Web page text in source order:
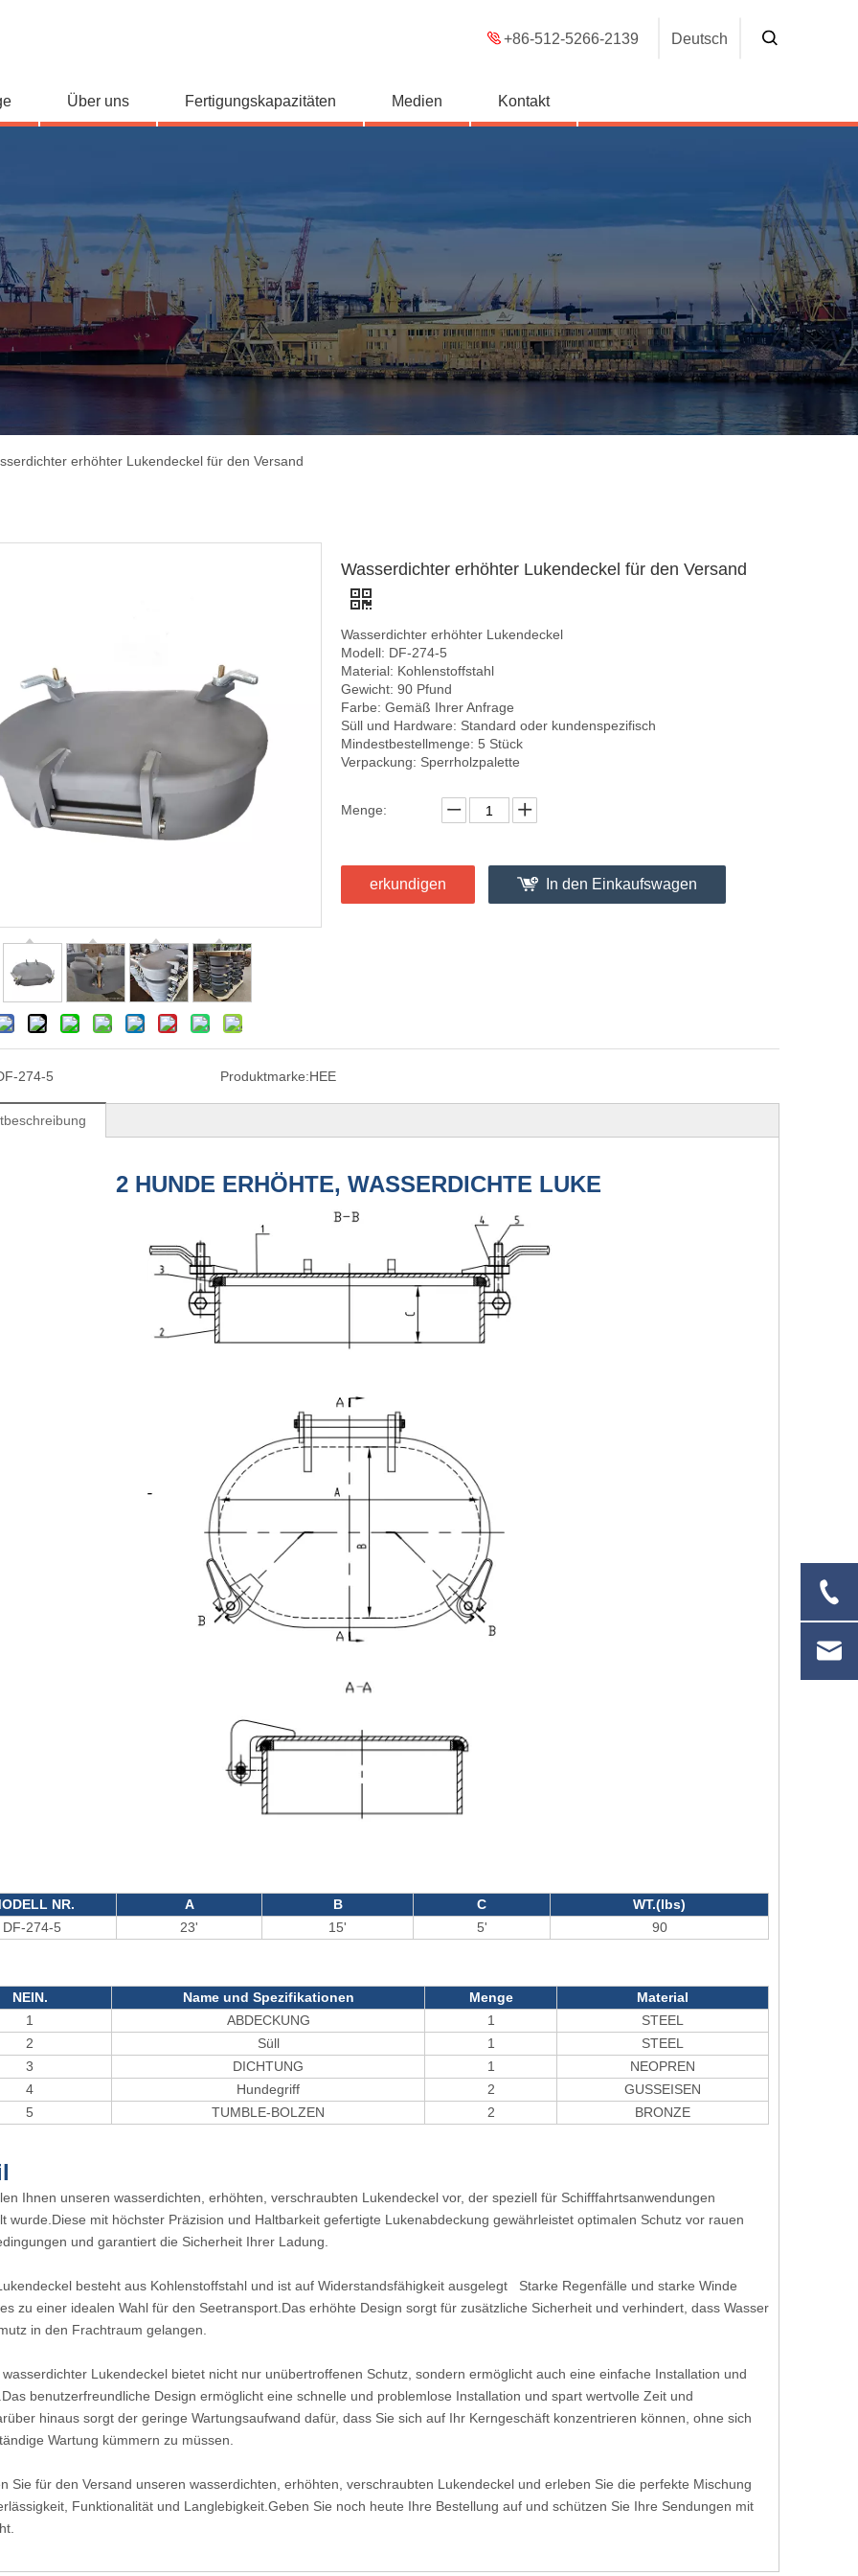
+86-512-5266-2139 Deutsch
Über uns Fertigungskapazitäten Medien Kontakt
erhöhter Lukendeckel für den Versand
Wasserdichter erhöhter Lukendeckel für den Versand
Wasserdichter erhöhter Lukendeckel
Modell: DF-274-5
Material: Kohlenstoffstahl
Gewicht: 90 Pfund
Farbe: Gemäß Ihrer Anfrage
Süll und Hardware: Standard oder kundenspezifisch
Mindestbestellmenge: 5 Stück
Verpackung: Sperrholzpalette
Menge:
erkundigen In den Einkaufswagen
274-5 Produktmarke:HEE
2 HUNDE ERHÖHTE, WASSERDICHTE LUKE
NR. A B C
WT.(lbs)
DF-274-5
23' 15' 5' 90
NEIN. Name und Spezifikationen Menge
Material
1
ABDECKUNG 1
STEEL
2
Süll 1
STEEL
3
DICHTUNG 1
NEOPREN
4
Hundegriff 2
GUSSEISEN
5
TUMBLE-BOLZEN 2 BRONZE
Ihnen unseren wasserdichten, erhöhten, verschraubten Lukendeckel vor, der speziell für Schifffahrtsanwendungen
wurde.Diese mit höchster Präzision und Haltbarkeit gefertigte Lukenabdeckung gewährleistet optimalen Schutz vor rauen
und garantiert die Sicherheit Ihrer Ladung.
besteht aus Kohlenstoffstahl und ist auf Widerstandsfähigkeit ausgelegt Starke Regenfälle und starke Winde
zu einer idealen Wahl für den Seetransport.Das erhöhte Design sorgt für zusätzliche Sicherheit und verhindert, dass Wasser
in den Frachtraum gelangen.
Lukendeckel bietet nicht nur unübertroffenen Schutz, sondern ermöglicht auch eine einfache Installation und
benutzerfreundliche Design ermöglicht eine schnelle und problemlose Installation und spart wertvolle Zeit und
hinaus sorgt der geringe Wartungsaufwand dafür, dass Sie sich auf Ihr Kerngeschäft konzentrieren können, ohne sich
Wartung kümmern zu müssen.
für den Versand unseren wasserdichten, erhöhten, verschraubten Lukendeckel und erleben Sie die perfekte Mischung
Funktionalität und Langlebigkeit.Geben Sie noch heute Ihre Bestellung auf und schützen Sie Ihre Sendungen mit